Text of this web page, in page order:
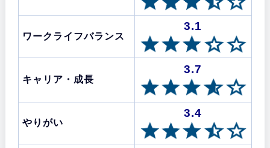
ワークライフバランス
3.1
キャリア・成長
3.7
やりがい
3.4